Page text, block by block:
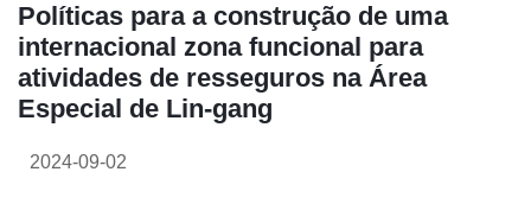
Políticas para a construção de uma
internacional zona funcional para
atividades de resseguros na Área
Especial de Lin-gang
2024-09-02